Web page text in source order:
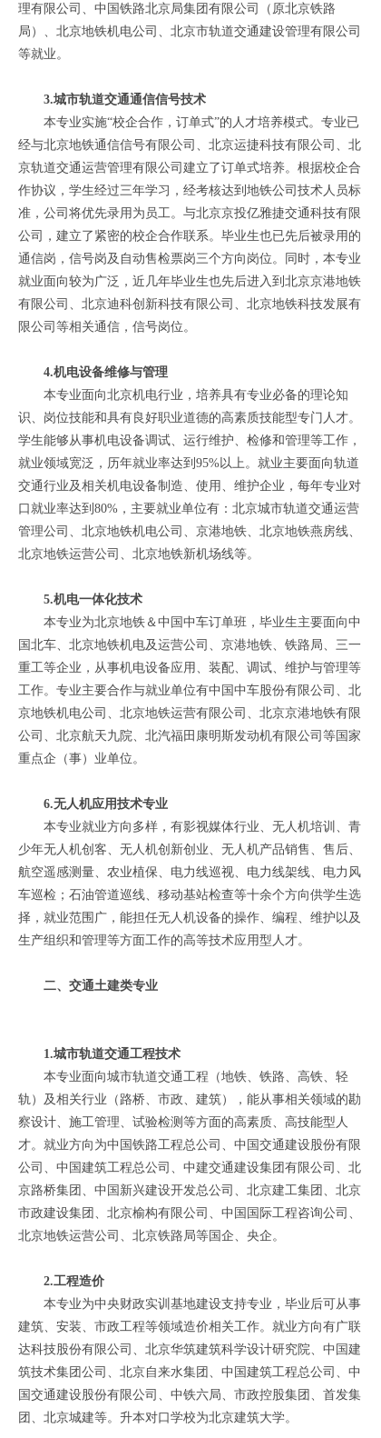
理有限公司、中国铁路北京局集团有限公司（原北京铁路
局）、北京地铁机电公司、北京市轨道交通建设管理有限公司
等就业。
3.城市轨道交通通信信号技术
本专业实施“校企合作，订单式”的人才培养模式。专业已
经与北京地铁通信信号有限公司、北京运捷科技有限公司、北
京轨道交通运营管理有限公司建立了订单式培养。根据校企合
作协议，学生经过三年学习，经考核达到地铁公司技术人员标
准，公司将优先录用为员工。与北京京投亿雅捷交通科技有限
公司，建立了紧密的校企合作联系。毕业生也已先后被录用的
通信岗，信号岗及自动售检票岗三个方向岗位。同时，本专业
就业面向较为广泛，近几年毕业生也先后进入到北京京港地铁
有限公司、北京迪科创新科技有限公司、北京地铁科技发展有
限公司等相关通信，信号岗位。
4.机电设备维修与管理
本专业面向北京机电行业，培养具有专业必备的理论知
识、岗位技能和具有良好职业道德的高素质技能型专门人才。
学生能够从事机电设备调试、运行维护、检修和管理等工作，
就业领域宽泛，历年就业率达到95%以上。就业主要面向轨道
交通行业及相关机电设备制造、使用、维护企业，每年专业对
口就业率达到80%，主要就业单位有：北京城市轨道交通运营
管理公司、北京地铁机电公司、京港地铁、北京地铁燕房线、
北京地铁运营公司、北京地铁新机场线等。
5.机电一体化技术
本专业为北京地铁＆中国中车订单班，毕业生主要面向中
国北车、北京地铁机电及运营公司、京港地铁、铁路局、三一
重工等企业，从事机电设备应用、装配、调试、维护与管理等
工作。专业主要合作与就业单位有中国中车股份有限公司、北
京地铁机电公司、北京地铁运营有限公司、北京京港地铁有限
公司、北京航天九院、北汽福田康明斯发动机有限公司等国家
重点企（事）业单位。
6.无人机应用技术专业
本专业就业方向多样，有影视媒体行业、无人机培训、青
少年无人机创客、无人机创新创业、无人机产品销售、售后、
航空遥感测量、农业植保、电力线巡视、电力线架线、电力风
车巡检；石油管道巡线、移动基站检查等十余个方向供学生选
择，就业范围广，能担任无人机设备的操作、编程、维护以及
生产组织和管理等方面工作的高等技术应用型人才。
二、交通土建类专业
1.城市轨道交通工程技术
本专业面向城市轨道交通工程（地铁、铁路、高铁、轻
轨）及相关行业（路桥、市政、建筑），能从事相关领域的勘
察设计、施工管理、试验检测等方面的高素质、高技能型人
才。就业方向为中国铁路工程总公司、中国交通建设股份有限
公司、中国建筑工程总公司、中建交通建设集团有限公司、北
京路桥集团、中国新兴建设开发总公司、北京建工集团、北京
市政建设集团、北京榆构有限公司、中国国际工程咨询公司、
北京地铁运营公司、北京铁路局等国企、央企。
2.工程造价
本专业为中央财政实训基地建设支持专业，毕业后可从事
建筑、安装、市政工程等领域造价相关工作。就业方向有广联
达科技股份有限公司、北京华筑建筑科学设计研究院、中国建
筑技术集团公司、北京自来水集团、中国建筑工程总公司、中
国交通建设股份有限公司、中铁六局、市政控股集团、首发集
团、北京城建等。升本对口学校为北京建筑大学。